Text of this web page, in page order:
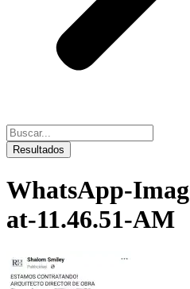
Search
...Resultados
WhatsApp-
at-11.46.51-AM